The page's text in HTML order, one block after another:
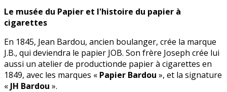
Le musée du Papier et l'histoire du papier à
cigarettes
En 1845, Jean Bardou, ancien boulanger, crée la marque
J.B., qui deviendra le papier JOB. Son frère Joseph crée lui
aussi un atelier de productionde papier à cigarettes en
1849, avec les marques « Papier Bardou », et la signature
« JH Bardou ».